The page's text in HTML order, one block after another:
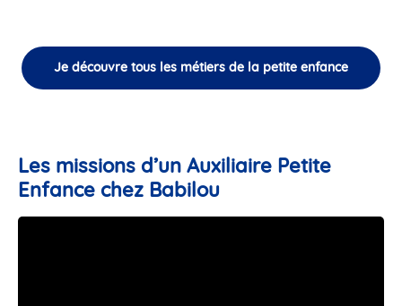
Je découvre tous les métiers de la petite enfance
Les missions d’un Auxiliaire Petite
Enfance chez Babilou